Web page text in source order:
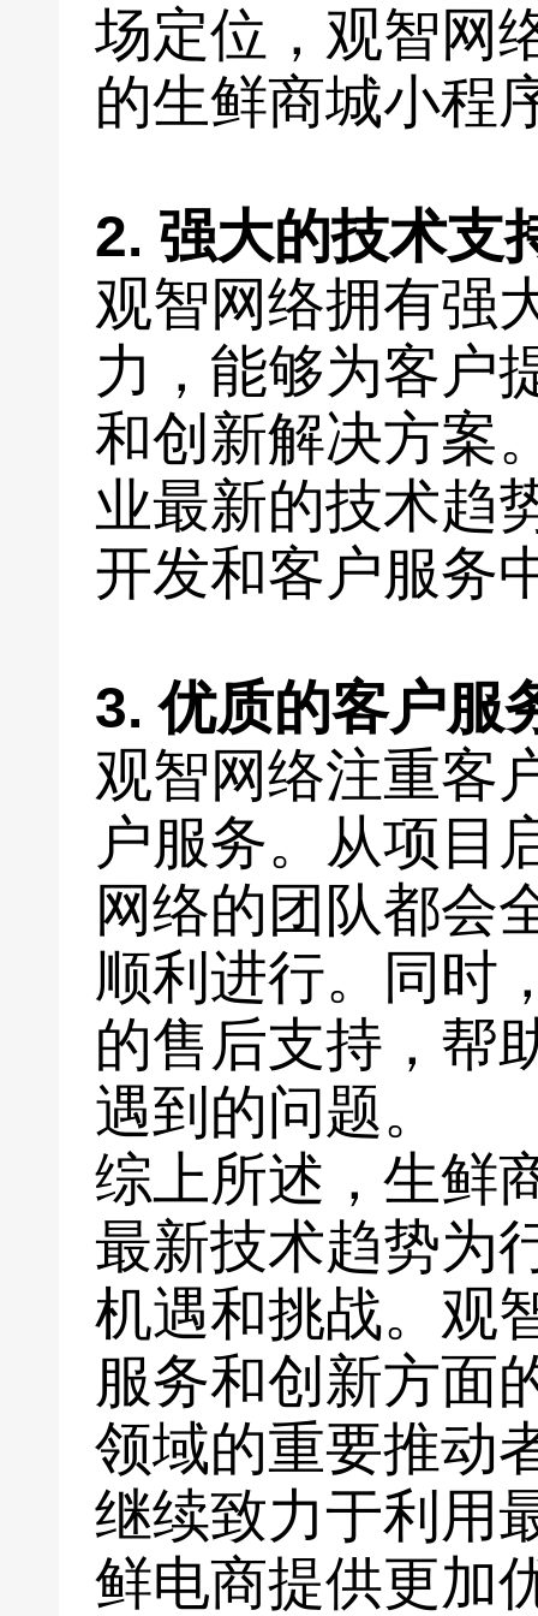
场定位，观智网
的生鲜商城小程
2. 强大的技术支
观智网络拥有强
力，能够为客户
和创新解决方案
业最新的技术趋
开发和客户服务
3. 优质的客户服
观智网络注重客
户服务。从项目
网络的团队都会
顺利进行。同时
的售后支持，帮
遇到的问题。
综上所述，生鲜
最新技术趋势为
机遇和挑战。观
服务和创新方面
领域的重要推动
继续致力于利用
鲜电商提供更加